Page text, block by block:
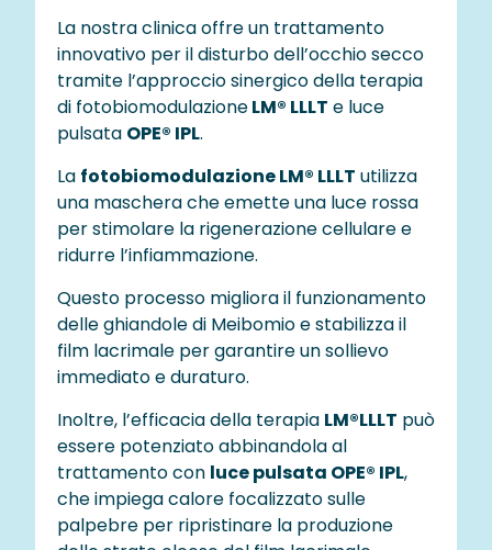
La nostra clinica offre un trattamento
innovativo per il disturbo dell’occhio secco
tramite l’approccio sinergico della terapia
di fotobiomodulazioneLM® LLLT e luce
pulsata OPE® IPL.
La fotobiomodulazione LM® LLLT utilizza
una maschera che emette una luce rossa
per stimolare la rigenerazione cellulare e
ridurre l’infiammazione.
Questo processo migliora il funzionamento
delle ghiandole di Meibomio e stabilizza il
film lacrimale per garantire un sollievo
immediato e duraturo.
Inoltre, l’efficacia della terapia LM®LLLT può
essere potenziato abbinandola al
trattamento con luce pulsata OPE® IPL,
che impiega calore focalizzato sulle
palpebre per ripristinare la produzione